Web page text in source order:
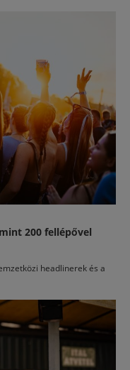
200 fellépővel
headlinerek és a